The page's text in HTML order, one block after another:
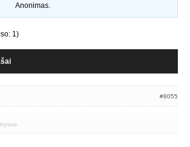
Anonimas.
1)
#8055